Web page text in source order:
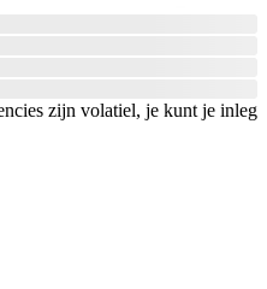
zijn volatiel, je kunt je inleg